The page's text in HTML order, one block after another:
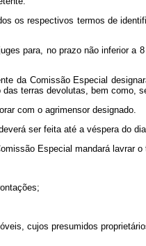
os respectivos termos de
para, no prazo não inferior
da Comissão Especial
terras devolutas, bem como,
com o agrimensor designado.
ser feita até a véspera do
Especial mandará lavrar
cujos presumidos